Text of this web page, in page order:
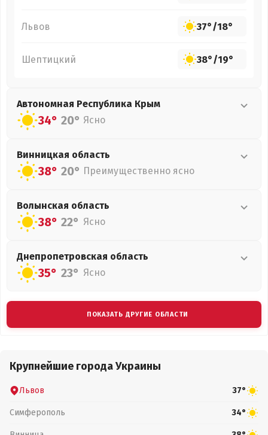
Львов 37°/18°
Шептицкий 38°/19°
Автономная Республика Крым
34° 20° Ясно
Винницкая область
38° 20° Преимущественно ясно
Волынская область
38° 22° Ясно
Днепропетровская область
35° 23° Ясно
ПОКАЗАТЬ ДРУГИЕ ОБЛАСТИ
Крупнейшие города Украины
Львов 37°
Симферополь 34°